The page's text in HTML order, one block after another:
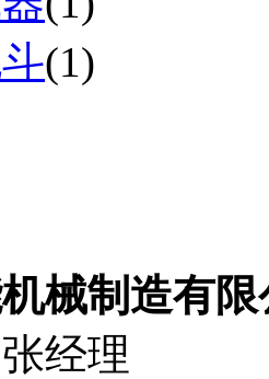
(1)
械制造有限
张经理